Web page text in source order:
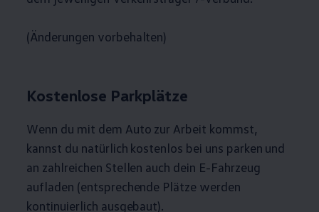
(Änderungen vorbehalten)
Kostenlose Parkplätze
Wenn du mit dem Auto zur Arbeit kommst,
kannst du natürlich kostenlos bei uns parken und
an zahlreichen Stellen auch dein E-Fahrzeug
aufladen (entsprechende Plätze werden
kontinuierlich ausgebaut).